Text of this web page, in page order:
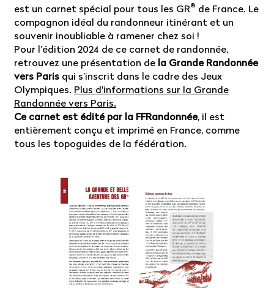
est un carnet spécial pour tous les GR® de France. Le
compagnon idéal du randonneur itinérant et un
souvenir inoubliable à ramener chez soi !
Pour l’édition 2024 de ce carnet de randonnée,
retrouvez une présentation de la Grande Randonnée
vers Paris qui s’inscrit dans le cadre des Jeux
Olympiques. Plus d'informations sur la Grande
Randonnée vers Paris.
Ce carnet est édité par la FFRandonnée, il est
entièrement conçu et imprimé en France, comme
tous les topoguides de la fédération.